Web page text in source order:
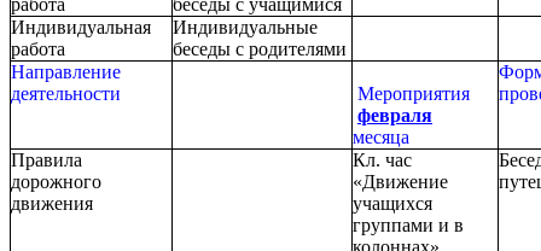
работа
беседы с учащимися
Индивидуальная
работа
Индивидуальные
беседы с родителями
Направление
деятельности
Мероприятия
февраля
месяца
Правила
дорожного
движения
Кл. час
«Движение
учащихся
группами и в